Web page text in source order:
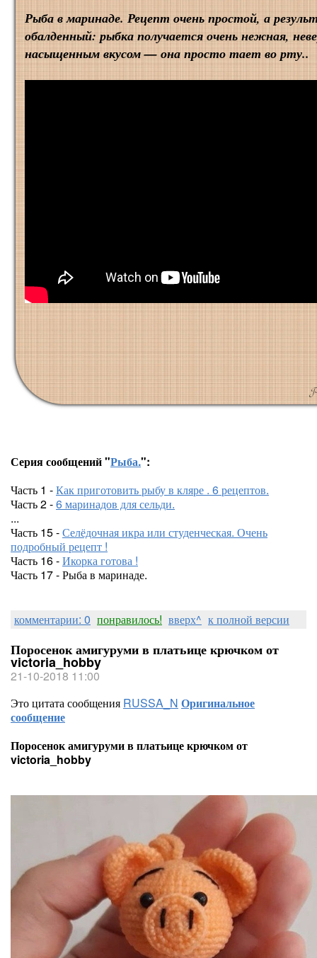
Рыба в маринаде. Рецепт очень простой, а
обалденный: рыбка получается очень нежная,
насыщенным вкусом — она просто тает во рту..
Серия сообщений "Рыба.":
Часть 1 -Как приготовить рыбу в кляре . 6 рецептов.
Часть 2 -6 маринадов для сельди.
...
Часть 15 -Селёдочная икра или студенческая. Очень
подробный рецепт !
Часть 16 -Икорка готова !
Часть 17 - Рыба в маринаде.
комментарии: 0 понравилось! вверх^ к полной версии
Поросенок амигуруми в платьице крючком от
victoria_hobby
21-10-2018 11:00
Это цитата сообщения RUSSA_N Оригинальное
сообщение
Поросенок амигуруми в платьице крючком от
victoria_hobby